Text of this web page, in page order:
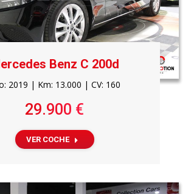
Benz C 200d
2019 | Km: 13.000 | CV: 160
29.900 €
VER COCHE